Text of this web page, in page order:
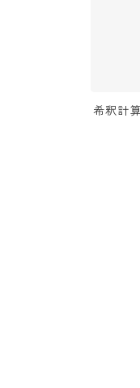
希釈計算